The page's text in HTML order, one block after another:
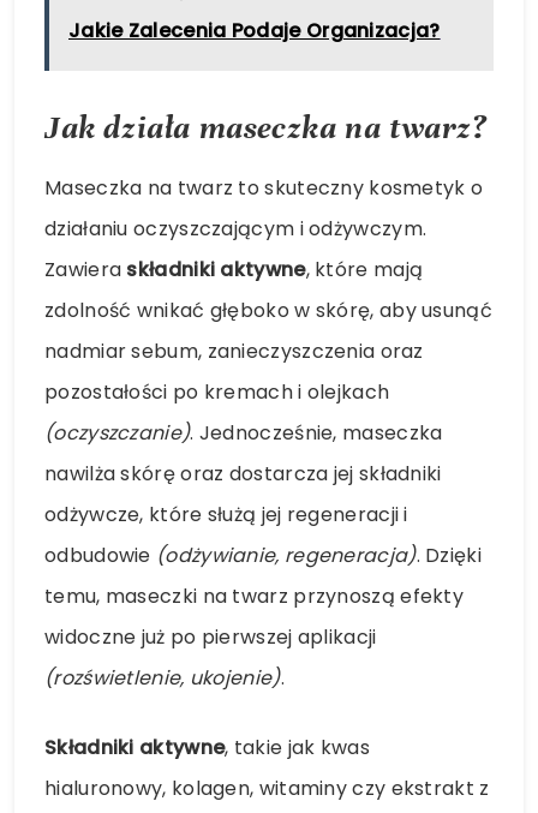
Jakie Zalecenia Podaje Organizacja?
Jak działa maseczka na twarz?
Maseczka na twarz to skuteczny kosmetyk o
działaniu oczyszczającym i odżywczym.
Zawiera składniki aktywne, które mają
zdolność wnikać głęboko w skórę, aby usunąć
nadmiar sebum, zanieczyszczenia oraz
pozostałości po kremach i olejkach
(oczyszczanie). Jednocześnie, maseczka
nawilża skórę oraz dostarcza jej składniki
odżywcze, które służą jej regeneracji i
odbudowie (odżywianie, regeneracja). Dzięki
temu, maseczki na twarz przynoszą efekty
widoczne już po pierwszej aplikacji
(rozświetlenie, ukojenie).
Składniki aktywne, takie jak kwas
hialuronowy, kolagen, witaminy czy ekstrakt z